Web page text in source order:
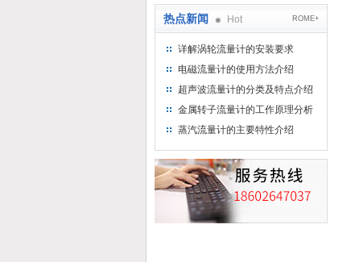
热点新闻 Hot ROME+
详解涡轮流量计的安装要求
电磁流量计的使用方法介绍
超声波流量计的分类及特点介绍
金属转子流量计的工作原理分析
蒸汽流量计的主要特性介绍